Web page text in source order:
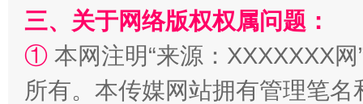
阿坝州三大球赛在茂县开幕 规模
三、关于网络版权权属问题：
① 本网注明“来源：XXXXXXX
所有。本传媒网站拥有管理笔